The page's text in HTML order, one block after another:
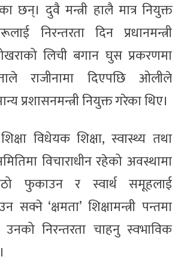
छन्। दुवै मन्त्री हालै मात्र नियुक्त
निरन्तरता दिन प्रधानमन्त्री
लिची बगान घुस प्रकरणमा
राजीनामा दिएपछि ओलीले
प्रशासनमन्त्री नियुक्त गरेका थिए।
विधेयक शिक्षा, स्वास्थ्य तथा
विचाराधीन रहेको अवस्थामा
फुकाउन र स्वार्थ समूहलाई
सक्ने ‘क्षमता’ शिक्षामन्त्री पन्तमा
निरन्तरता चाहनु स्वभाविक